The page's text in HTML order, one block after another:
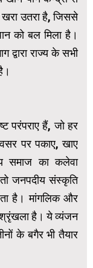
खरा उतरा है, जिससे
को बल मिला है।
राज्य के सभी
परंपराए हैं, जो हर
पर पकाए, खाए
समाज का कलेवा
जनपदीय संस्कृति
है। मांगलिक और
श्रृंखला है। ये व्यंजन
के बगैर भी तैयार